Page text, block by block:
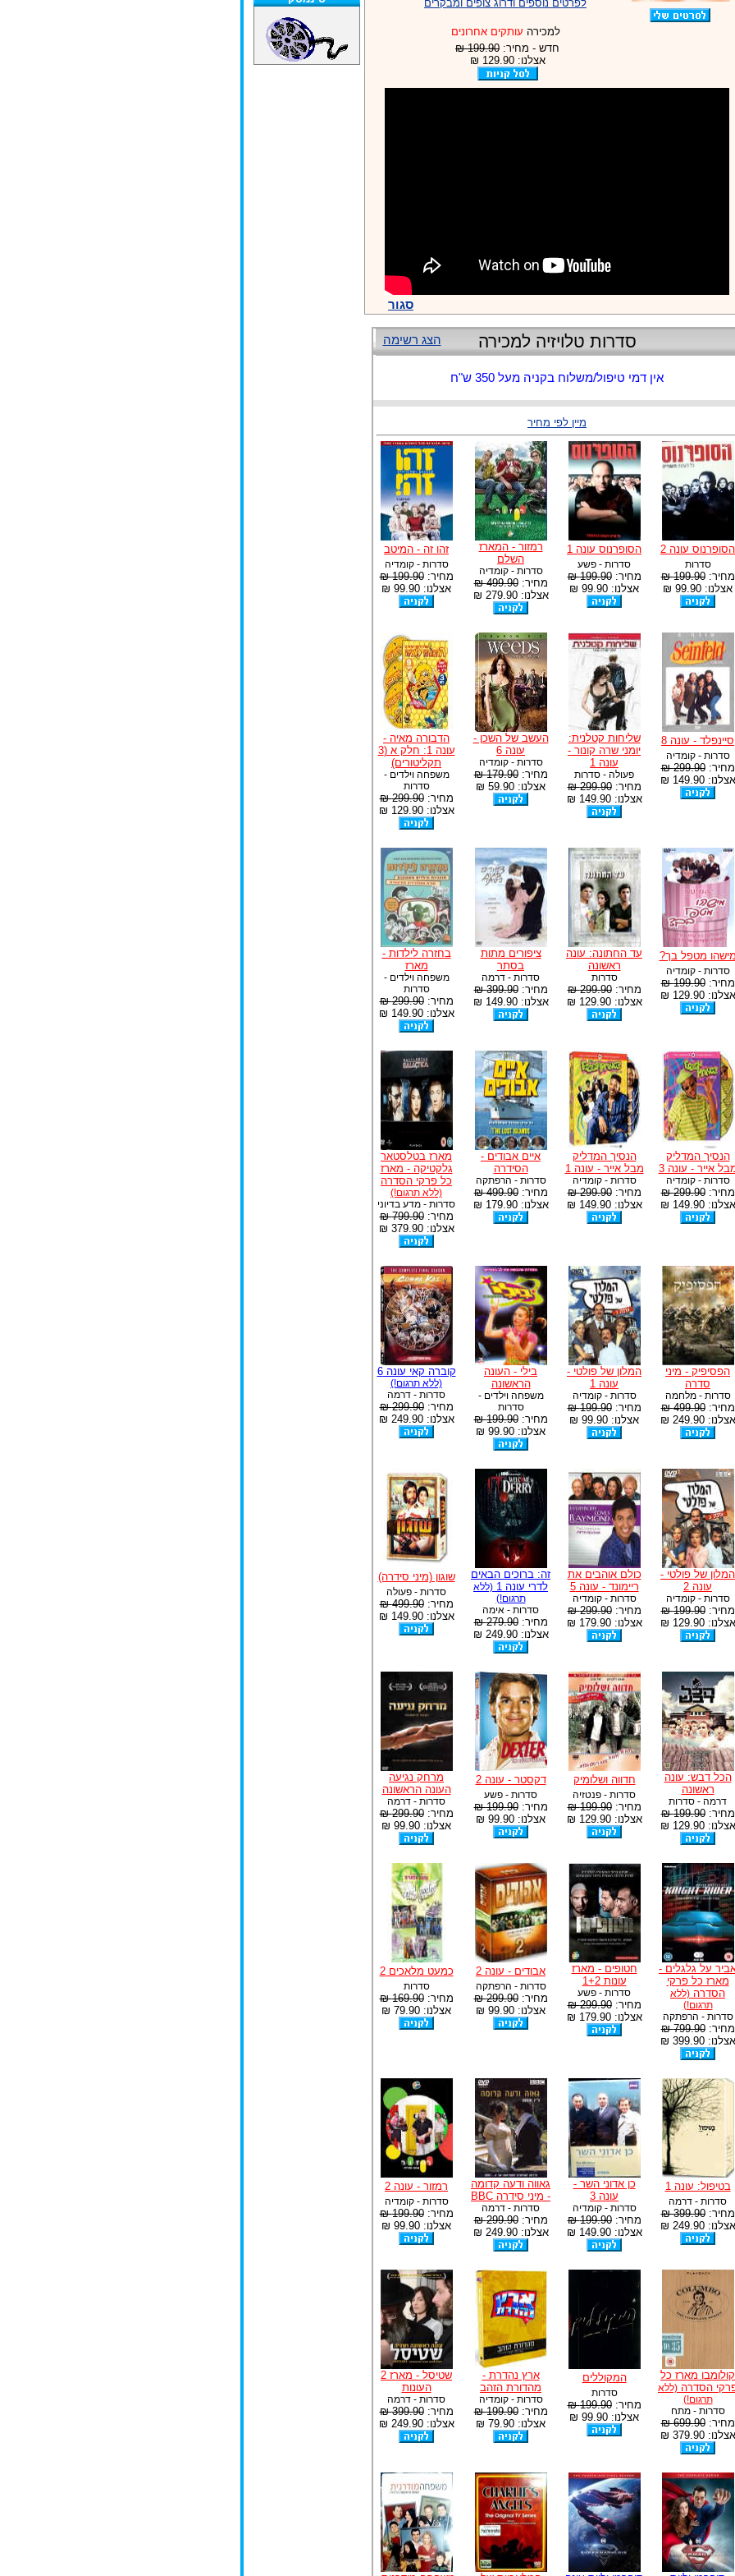
לפרטים נוספים ודרוג צופים ומבקרים
למכירה עותקים אחרונים
חדש - מחיר: 199.90 ₪
אצלנו: 129.90 ₪
סגור
הצג רשימה סדרות טלויזיה למכירה
אין דמי טיפול/משלוח בקניה מעל 350 ש"ח
מיין לפי מחיר
הסופרנוס עונה 2
סדרות
מחיר:199.90 ₪
אצלנו: 99.90 ₪
הסופרנוס עונה 1
סדרות - פשע
מחיר:199.90 ₪
אצלנו: 99.90 ₪
רמזור - המארז
השלם
סדרות - קומדיה
מחיר:499.90 ₪
אצלנו: 279.90 ₪
זהו זה - המיטב
סדרות - קומדיה
מחיר:199.90 ₪
אצלנו: 99.90 ₪
סיינפלד - עונה 8
סדרות - קומדיה
מחיר:299.90 ₪
אצלנו: 149.90 ₪
שליחות קטלנית:
יומני שרה קונור -
עונה 1
פעולה - סדרות
מחיר:299.90 ₪
אצלנו: 149.90 ₪
העשב של השכן -
עונה 6
סדרות - קומדיה
מחיר:179.90 ₪
אצלנו: 59.90 ₪
הדבורה מאיה -
עונה 1: חלק א (3
תקליטורים)
משפחה וילדים -
סדרות
מחיר:299.90 ₪
אצלנו: 129.90 ₪
מטפל בך?
סדרות - קומדיה
מחיר:199.90 ₪
אצלנו: 129.90 ₪
עד החתונה: עונה
ראשונה
סדרות
מחיר:299.90 ₪
אצלנו: 129.90 ₪
ציפורים מתות
בסתר
סדרות - דרמה
מחיר:399.90 ₪
אצלנו: 149.90 ₪
בחזרה לילדות -
מארז
משפחה וילדים -
סדרות
מחיר:299.90 ₪
אצלנו: 149.90 ₪
הנסיך המדליק
אייר - עונה 3
סדרות - קומדיה
מחיר:299.90 ₪
אצלנו: 149.90 ₪
הנסיך המדליק
מבל אייר - עונה 1
סדרות - קומדיה
מחיר:299.90 ₪
אצלנו: 149.90 ₪
איים אבודים -
הסידרה
סדרות - הרפתקה
מחיר:499.90 ₪
אצלנו: 179.90 ₪
מארז בטלסטאר
גלקטיקה - מארז
כל פרקי הסדרה
(ללא תרגום!)
סדרות - מדע בדיוני
מחיר:799.90 ₪
אצלנו: 379.90 ₪
הפסיפיק - מיני
סדרה
סדרות - מלחמה
מחיר:499.90 ₪
אצלנו: 249.90 ₪
המלון של פולטי -
עונה 1
סדרות - קומדיה
מחיר:199.90 ₪
אצלנו: 99.90 ₪
בילי - העונה
הראשונה
משפחה וילדים -
סדרות
מחיר:199.90 ₪
אצלנו: 99.90 ₪
קוברה קאי עונה 6
(ללא תרגום!)
סדרות - דרמה
מחיר:299.90 ₪
אצלנו: 249.90 ₪
המלון של פולטי -
עונה 2
סדרות - קומדיה
מחיר:199.90 ₪
אצלנו: 129.90 ₪
כולם אוהבים את
ריימונד - עונה 5
סדרות - קומדיה
מחיר:299.90 ₪
אצלנו: 179.90 ₪
זה: ברוכים הבאים
לדרי עונה 1
(ללא
תרגום!)
סדרות - אימה
מחיר:279.90 ₪
אצלנו: 249.90 ₪
שוגון (מיני סידרה)
סדרות - פעולה
מחיר:499.90 ₪
אצלנו: 149.90 ₪
הכל דבש: עונה
ראשונה
דרמה - סדרות
מחיר:199.90 ₪
אצלנו: 129.90 ₪
חדווה ושלומיק
סדרות - פנטזיה
מחיר:199.90 ₪
אצלנו: 129.90 ₪
דקסטר - עונה 2
סדרות - פשע
מחיר:199.90 ₪
אצלנו: 99.90 ₪
מרחק נגיעה
העונה הראשונה
סדרות - דרמה
מחיר:299.90 ₪
אצלנו: 99.90 ₪
על גלגלים -
מארז כל פרקי
הסדרה (ללא
תרגום!)
סדרות - הרפתקה
מחיר:799.90 ₪
אצלנו: 399.90 ₪
חטופים - מארז
עונות 1+2
סדרות - פשע
מחיר:299.90 ₪
אצלנו: 179.90 ₪
אבודים - עונה 2
סדרות - הרפתקה
מחיר:299.90 ₪
אצלנו: 99.90 ₪
כמעט מלאכים 2
סדרות
מחיר:169.90 ₪
אצלנו: 79.90 ₪
בטיפול: עונה 1
סדרות - דרמה
מחיר:399.90 ₪
אצלנו: 249.90 ₪
כן אדוני השר -
עונה 3
סדרות - קומדיה
מחיר:199.90 ₪
אצלנו: 149.90 ₪
גאווה ודעה קדומה
- מיני סידרה BBC
סדרות - דרמה
מחיר:299.90 ₪
אצלנו: 249.90 ₪
רמזור - עונה 2
סדרות - קומדיה
מחיר:199.90 ₪
אצלנו: 99.90 ₪
קולומבו מארז כל
הסדרה (ללא
תרגום!)
סדרות - מתח
מחיר:699.90 ₪
אצלנו: 379.90 ₪
המקוללים
סדרות
מחיר:199.90 ₪
אצלנו: 99.90 ₪
ארץ נהדרת -
מהדורת הזהב
סדרות - קומדיה
מחיר:199.90 ₪
אצלנו: 79.90 ₪
שטיסל - מארז 2
העונות
סדרות - דרמה
מחיר:399.90 ₪
אצלנו: 249.90 ₪